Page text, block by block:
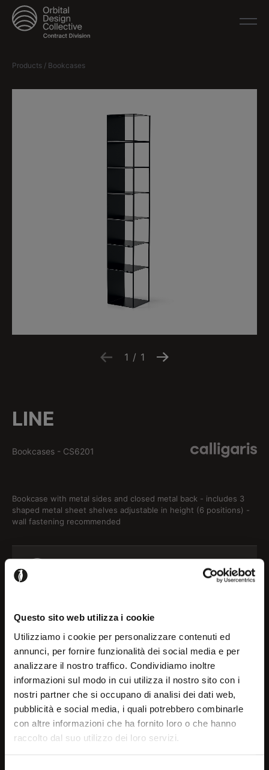
Questo sito web utilizza i cookie
Utilizziamo i cookie per personalizzare contenuti ed
annunci, per fornire funzionalità dei social media e per
analizzare il nostro traffico. Condividiamo inoltre
informazioni sul modo in cui utilizza il nostro sito con i
nostri partner che si occupano di analisi dei dati web,
pubblicità e social media, i quali potrebbero combinarle
con altre informazioni che ha fornito loro o che hanno
raccolto dal suo utilizzo dei loro servizi.
Welcome!
It seems that you are
browsing in a country other
Products / Bookcases
1 / 1
LINE
Bookcases - CS6201
Bookcase with metal sides and closed metal back - includes 3
shaped metal sheet shelves adjustable in height (6 positions) -
wall fastening recommended
Configure
Please login to add this product to your projects
Register / Login